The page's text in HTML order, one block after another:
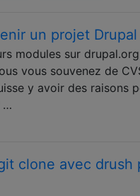
un projet
modules sur
vous souvenez de
y avoir des raisons
…
clone avec drush